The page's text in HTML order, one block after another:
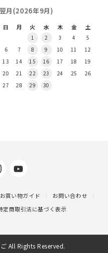
翌月(2026年9月)
日 月 火 水 木 金 土
1 2 3 4
5
6
7 8 9 10 11
12
13
14 15 16 17 18
19
20
21 22 23 24 25
26
27
28 29 30
お買い物ガイド
お問い合わせ
定商取引法に基づく表示
All Rights Reserved.